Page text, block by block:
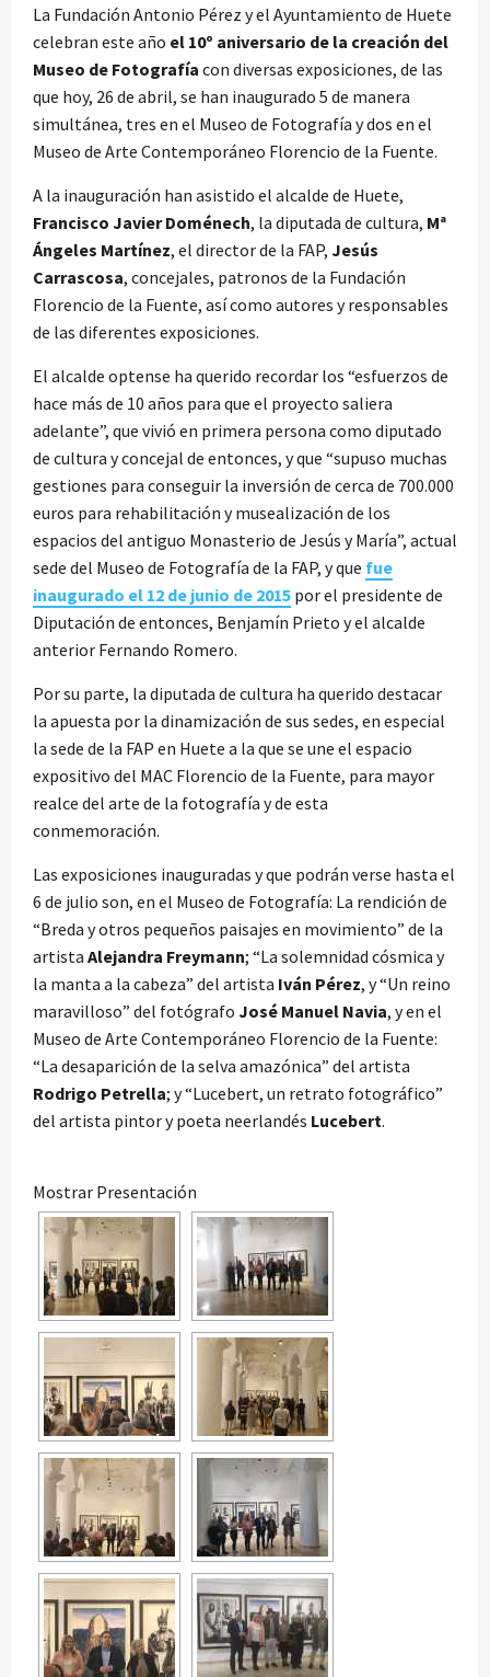
La Fundación Antonio Pérez y el Ayuntamiento de Huete
celebran este año el 10º aniversario de la creación del
Museo de Fotografía con diversas exposiciones, de las
que hoy, 26 de abril, se han inaugurado 5 de manera
simultánea, tres en el Museo de Fotografía y dos en el
Museo de Arte Contemporáneo Florencio de la Fuente.
A la inauguración han asistido el alcalde de Huete,
Francisco Javier Doménech, la diputada de cultura, Mª
Ángeles Martínez, el director de la FAP, Jesús
Carrascosa, concejales, patronos de la Fundación
Florencio de la Fuente, así como autores y responsables
de las diferentes exposiciones.
El alcalde optense ha querido recordar los “esfuerzos de
hace más de 10 años para que el proyecto saliera
adelante”, que vivió en primera persona como diputado
de cultura y concejal de entonces, y que “supuso muchas
gestiones para conseguir la inversión de cerca de 700.000
euros para rehabilitación y musealización de los
espacios del antiguo Monasterio de Jesús y María”, actual
sede del Museo de Fotografía de la FAP, y que fue
inaugurado el 12 de junio de 2015 por el presidente de
Diputación de entonces, Benjamín Prieto y el alcalde
anterior Fernando Romero.
Por su parte, la diputada de cultura ha querido destacar
la apuesta por la dinamización de sus sedes, en especial
la sede de la FAP en Huete a la que se une el espacio
expositivo del MAC Florencio de la Fuente, para mayor
realce del arte de la fotografía y de esta
conmemoración.
Las exposiciones inauguradas y que podrán verse hasta el
6 de julio son, en el Museo de Fotografía: La rendición de
“Breda y otros pequeños paisajes en movimiento” de la
artista Alejandra Freymann; “La solemnidad cósmica y
la manta a la cabeza” del artista Iván Pérez, y “Un reino
maravilloso” del fotógrafo José Manuel Navia, y en el
Museo de Arte Contemporáneo Florencio de la Fuente:
“La desaparición de la selva amazónica” del artista
Rodrigo Petrella; y “Lucebert, un retrato fotográfico”
del artista pintor y poeta neerlandés Lucebert.
Mostrar Presentación